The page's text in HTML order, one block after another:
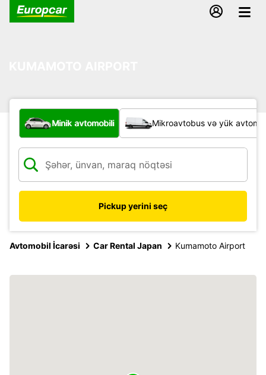
Hansı növ nəqliyyat vasitəsi?
Minik avtomobili Mikroavtobus və yük
Pickup yerini seç
Avtomobil İcarəsi Car Rental Japan Kumamoto Airport